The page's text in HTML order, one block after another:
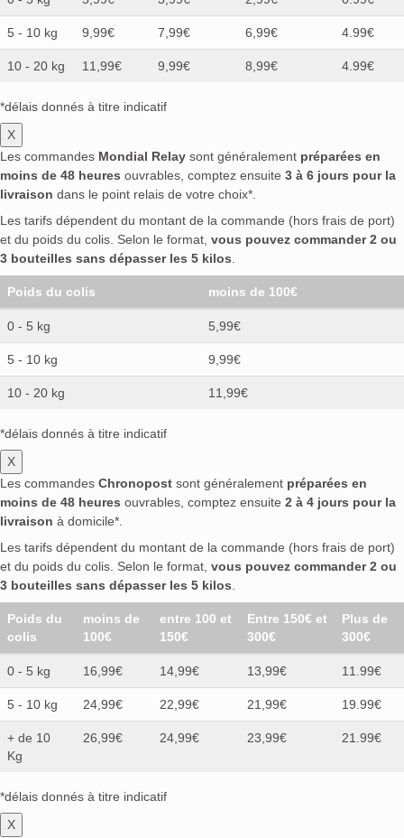
5 - 10 kg 9,99€ 7,99€ 6,99€ 4.99€
10 - 20 kg 11,99€ 9,99€ 8,99€ 4.99€
*délais donnés à titre indicatif
X
Les commandes Mondial Relay sont généralement préparées en
moins de 48 heures ouvrables, comptez ensuite 3 à 6 jours pour la
livraison dans le point relais de votre choix*.
Les tarifs dépendent du montant de la commande (hors frais de port)
et du poids du colis. Selon le format, vous pouvez commander 2 ou
3 bouteilles sans dépasser les 5 kilos.
Poids du colis moins de 100€
0 - 5 kg 5,99€
5 - 10 kg 9,99€
10 - 20 kg 11,99€
*délais donnés à titre indicatif
X
Les commandes Chronopost sont généralement préparées en
moins de 48 heures ouvrables, comptez ensuite 2 à 4 jours pour la
livraison à domicile*.
Les tarifs dépendent du montant de la commande (hors frais de port)
et du poids du colis. Selon le format, vous pouvez commander 2 ou
3 bouteilles sans dépasser les 5 kilos.
Poids du
colis
moins de
100€
entre 100 et
150€
Entre 150€ et
300€
Plus de
300€
0 - 5 kg 16,99€ 14,99€ 13,99€ 11.99€
5 - 10 kg 24,99€ 22,99€ 21,99€ 19.99€
+ de 10
Kg
26,99€ 24,99€ 23,99€ 21.99€
*délais donnés à titre indicatif
X